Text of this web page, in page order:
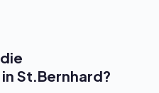
St.Bernhard?